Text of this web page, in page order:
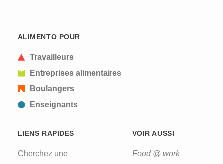
submissions.
ALIMENTO POUR
Travailleurs
Entreprises alimentaires
Boulangers
Enseignants
LIENS RAPIDES
Cherchez une
VOIR AUSSI
Food @ work